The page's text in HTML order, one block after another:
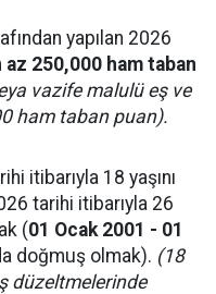
yapılan 2026
az 250,000 ham taban
vazife malulü eş ve
ham taban puan).
itibarıyla 18 yaşını
tarihi itibarıyla 26
(01 Ocak 2001 - 01
doğmuş olmak). (18
düzeltmelerinde